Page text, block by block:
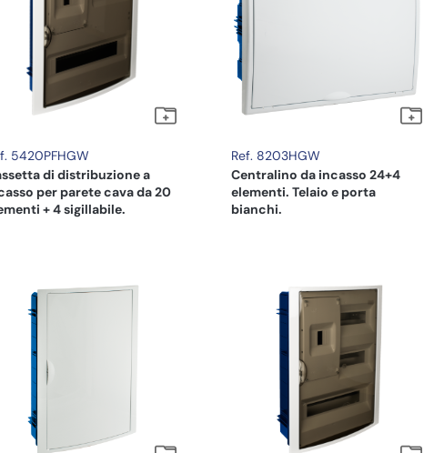
5420PFHGW
di distribuzione a
per parete cava da 20
+ 4 sigillabile.
Ref. 8203HGW
Centralino da incasso 24+4
elementi. Telaio e porta
bianchi.